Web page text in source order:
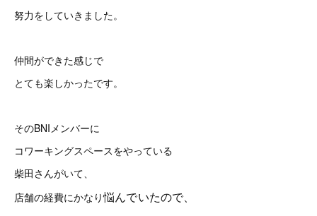
努力をしていきました。
仲間ができた感じで
とても楽しかったです。
そのBNIメンバーに
コワーキングスペースをやっている
柴田さんがいて、
店舗の経費にかなり悩んでいたので、